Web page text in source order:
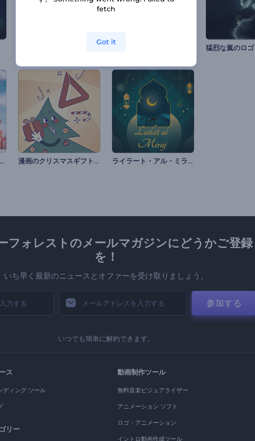
猛烈な嵐のロゴ
楽しいクリスマス漫画の紹介 漫画のクリスマスギフトの紹介 ライラート・アル・ミラージのアニメーション
フォレストのメールマガジンにどうかご登録
を！
いち早く最新のニュースとオファーを受け取りましょう。
参加する
いつでも簡単に解約できます。
ス
ディング ツール
リー
動画制作ツール
無料音楽ビジュアライザー
アニメーション ソフト
ロゴ・アニメーション
イントロ動画作成ツール
fetch
Got it